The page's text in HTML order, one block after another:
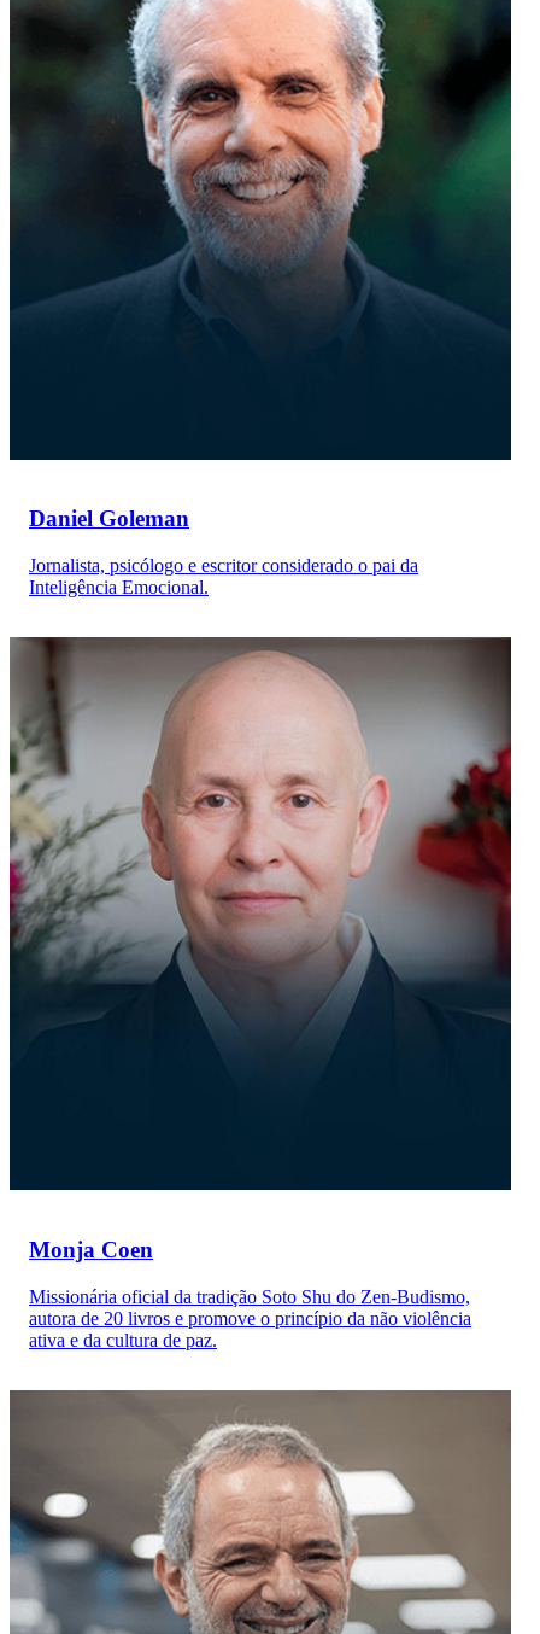
Daniel Goleman
Jornalista, psicólogo e escritor considerado o pai da
Inteligência Emocional.
Monja Coen
Missionária oficial da tradição Soto Shu do Zen-Budismo,
autora de 20 livros e promove o princípio da não violência
ativa e da cultura de paz.